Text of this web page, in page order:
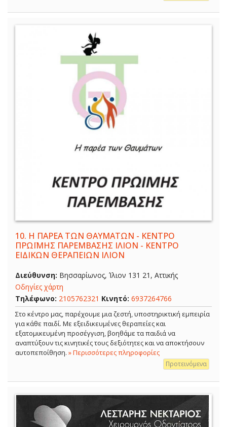
10. Η ΠΑΡΕΑ ΤΩΝ ΘΑΥΜΑΤΩΝ - ΚΕΝΤΡΟ
ΠΡΩΪΜΗΣ ΠΑΡΕΜΒΑΣΗΣ ΙΛΙΟΝ - ΚΕΝΤΡΟ
ΕΙΔΙΚΩΝ ΘΕΡΑΠΕΙΩΝ ΙΛΙΟΝ
Διεύθυνση: Βησσαρίωνος, Ίλιον 131 21, Αττικής
Οδηγίες χάρτη
Τηλέφωνο: 2105762321 Κινητό: 6937264766
Στο κέντρο μας, παρέχουμε μια ζεστή, υποστηρικτική εμπειρία
για κάθε παιδί. Με εξειδικευμένες θεραπείες και
εξατομικευμένη προσέγγιση, βοηθάμε τα παιδιά να
αναπτύξουν τις κινητικές τους δεξιότητες και να αποκτήσουν
αυτοπεποίθηση. » Περισσότερες πληροφορίες
Προτεινόμενα